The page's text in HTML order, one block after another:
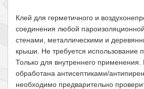
Клей для герметичного и
соединения любой
стенами, металлическими и
крыши. Не требуется использование
Только для внутреннего
обработана антисептиками/
необходимо предварительно